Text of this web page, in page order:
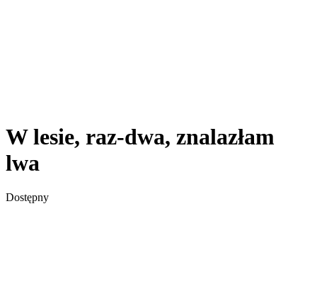
W lesie, raz-dwa, znalazłam
lwa
Dostępny